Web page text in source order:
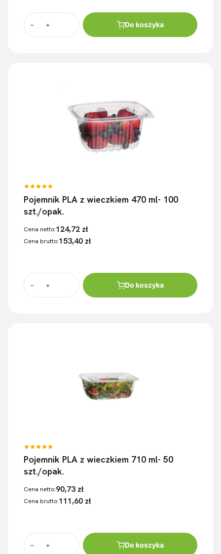
Do koszyka
Pojemnik PLA z wieczkiem 470 ml- 100
szt./opak.
Cena netto:124,72 zł
Cena brutto:153,40 zł
Do koszyka
Pojemnik PLA z wieczkiem 710 ml- 50
szt./opak.
Cena netto:90,73 zł
Cena brutto:111,60 zł
Do koszyka